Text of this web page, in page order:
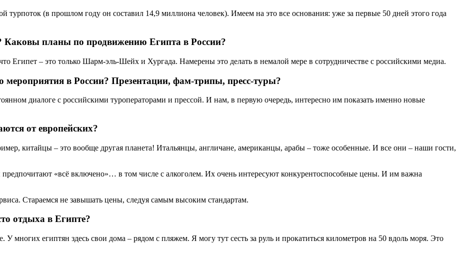
(в прошлом году он составил 14,9 миллиона человек). Имеем на это все основания: уже за первые 50 дней этого года
планы по продвижению Египта в России?
Египет – это только Шарм-эль-Шейх и Хургада. Намерены это делать в немалой мере в сотрудничестве с российскими медиа.
мероприятия в России? Презентации, фам-трипы, пресс-туры?
диалоге с российскими туроператорами и прессой. И нам, в первую очередь, интересно им показать именно новые
от европейских?
китайцы – это вообще другая планета! Итальянцы, англичане, американцы, арабы – тоже особенные. И все они – наши гости,
«всё включено»… в том числе с алкоголем. Их очень интересуют конкурентоспособные цены. И им важна
Стараемся не завышать цены, следуя самым высоким стандартам.
отдыха в Египте?
У многих египтян здесь свои дома – рядом с пляжем. Я могу тут сесть за руль и прокатиться километров на 50 вдоль моря. Это